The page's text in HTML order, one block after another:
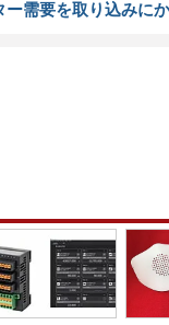
需要を取り込みに